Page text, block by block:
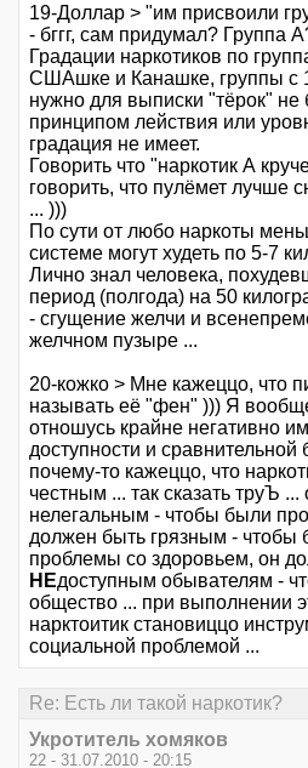
19-Доллар > "им присвоили
- бггг, сам придумал? Группа
Градации наркотиков по
СШАшке и Канашке, группы с
нужно для выписки "тёрок" не
принципом лействия или
градация не имеет.
Говорить что "наркотик А
говорить, что пулёмет лучше
... )))
По сути от любо наркоты
системе могут худеть по 5-7
Лично знал человека,
период (полгода) на 50
- сгущение желчи и
желчном пузыре ...
20-кожко > Мне кажеццо, что
называть её "фен" ))) Я
отношусь крайне негативно
доступности и
почему-то кажеццо, что
честным ... так сказать труЪ
нелегальным - чтобы были
должен быть грязным - чтобы
проблемы со здоровьем, он
НЕдоступным обывателям -
общество ... при выполнении
нарктоитик становиццо
социальной проблемой ...
Re: Есть ли такой наркотик?
Укротитель хомяков
22 - 31.07.2010 - 20:15